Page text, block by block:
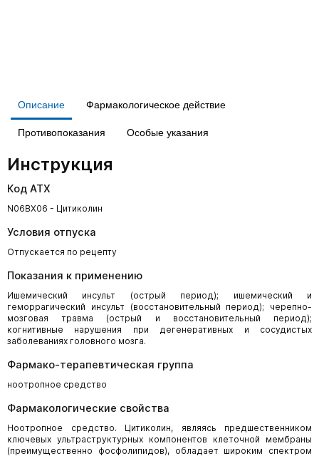
Описание Фармакологическое действие
Противопоказания Особые указания
Инструкция
Код АТХ
N06BX06 - Цитиколин
Условия отпуска
Отпускается по рецепту
Показания к применению
Ишемический инсульт (острый период); ишемический и
геморрагический инсульт (восстановительный период); черепно-
мозговая травма (острый и восстановительный период);
когнитивные нарушения при дегенеративных и сосудистых
заболеваниях головного мозга.
Фармако-терапевтическая группа
ноотропное средство
Фармакологические свойства
Ноотропное средство. Цитиколин, являясь предшественником
ключевых ультраструктурных компонентов клеточной мембраны
(преимущественно фосфолипидов), обладает широким спектром